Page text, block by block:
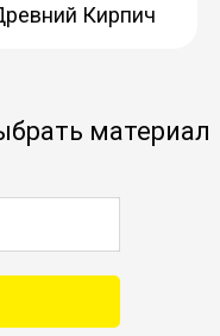
Кирпич
материал